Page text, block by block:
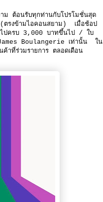
ม ต้อนรับทุกท่านกับโปรโมชั่นสุด
(ตรงข้ามไอคอนสยาม) เมื่อช้อป
ไปครบ 3,000 บาทขึ้นไป / ใบ
Boulangerie เท่านั้น ใน
ที่ร่วมรายการ ตลอดเดือน